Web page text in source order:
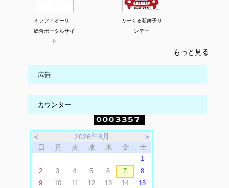
ミラフィオーリ
総合ポータルサイ
ト
カーくる新舞子サ
ンデー
もっと見る
広告
カウンター
＜ 2026年8月
＞
日
月 火 水 木 金 土
1
2
3 4 5 6 7
8
9
10 11 12 13 14
15